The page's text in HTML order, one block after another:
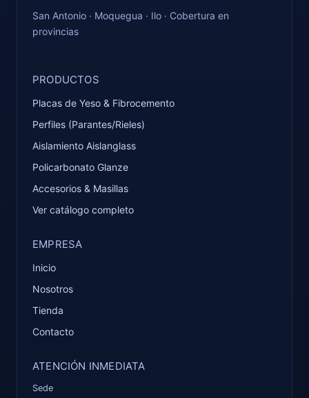
San Antonio · Moquegua · Ilo · Cobertura en
provincias
PRODUCTOS
Placas de Yeso & Fibrocemento
Perfiles (Parantes/Rieles)
Aislamiento Aislanglass
Policarbonato Glanze
Accesorios & Masillas
Ver catálogo completo
EMPRESA
Inicio
Nosotros
Tienda
Contacto
ATENCIÓN INMEDIATA
Sede